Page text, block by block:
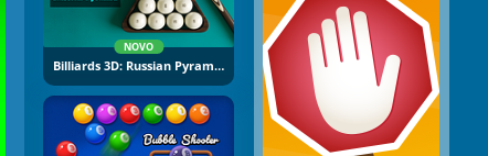
NOVO
Billiards 3D: Russian Pyramid